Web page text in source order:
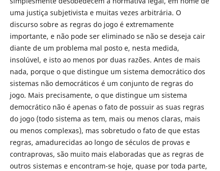
uma justiça subjetivista e muitas vezes arbitrária. O
discurso sobre as regras do jogo é extremamente
importante, e não pode ser eliminado se não se deseja cair
diante de um problema mal posto e, nesta medida,
insolúvel, e isto ao menos por duas razões. Antes de mais
nada, porque o que distingue um sistema democrático dos
sistemas não democráticos é um conjunto de regras do
jogo. Mais precisamente, o que distingue um sistema
democrático não é apenas o fato de possuir as suas regras
do jogo (todo sistema as tem, mais ou menos claras, mais
ou menos complexas), mas sobretudo o fato de que estas
regras, amadurecidas ao longo de séculos de provas e
contraprovas, são muito mais elaboradas que as regras de
outros sistemas e encontram-se hoje, quase por toda parte,